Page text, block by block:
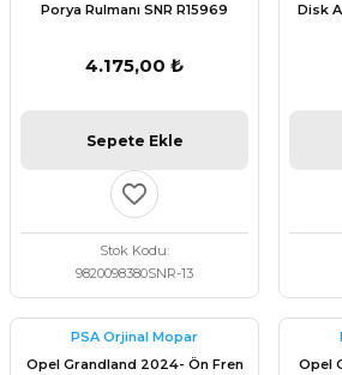
Porya Rulmanı SNR R15969
4.175,00 ₺
Sepete Ekle
Stok Kodu
9820098380SNR-13
Disk
PSA Orjinal Mopar
Opel Grandland 2024- Ön Fren
Opel